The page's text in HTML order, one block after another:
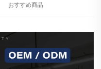
おすすめ商品